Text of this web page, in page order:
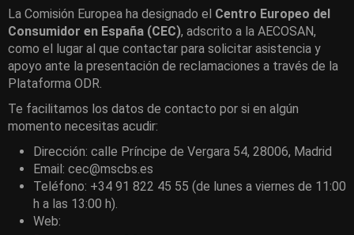
La Comisión Europea ha designado el Centro Europeo del
Consumidor en España (CEC), adscrito a la AECOSAN,
como el lugar al que contactar para solicitar asistencia y
apoyo ante la presentación de reclamaciones a través de la
Plataforma ODR.
Te facilitamos los datos de contacto por si en algún
momento necesitas acudir:
Dirección: calle Príncipe de Vergara 54, 28006, Madrid
Email: cec@mscbs.es
Teléfono: +34 91 822 45 55 (de lunes a viernes de 11:00
h a las 13:00 h).
Web: